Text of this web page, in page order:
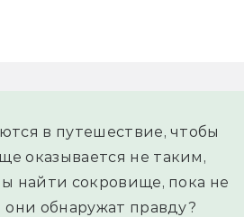
в путешествие, чтобы
оказывается не таким,
найти сокровище, пока не
обнаружат правду?